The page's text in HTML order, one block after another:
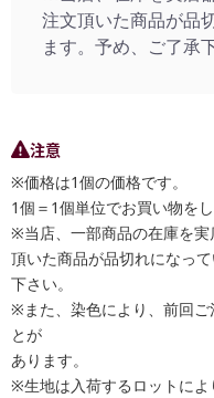
注文頂いた商品が品
ます。予め、ご了承
注意
※価格は1個の価格です。
1個＝1個単位でお買い物をし
※当店、一部商品の在庫を
頂いた商品が品切れになっ
下さい。
※また、染色により、前回ご
とが
あります。
※生地は入荷するロットに